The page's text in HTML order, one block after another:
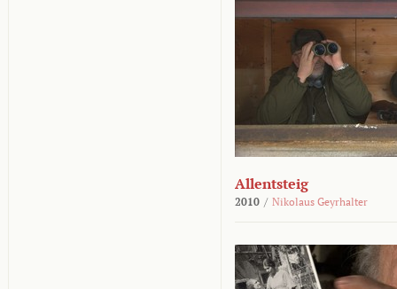
Allentsteig
2010 / Nikolaus Geyrhalter